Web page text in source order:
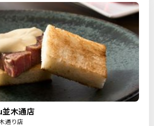
木通店
通り店